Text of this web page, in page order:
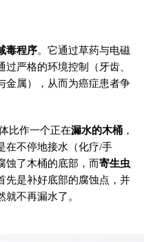
毒程序。它通过草药与电磁
严格的环境控制（牙齿、
金属），从而为癌症患者争
比作一个正在漏水的木桶 ，
在不停地接水（化疗/手
蚀了木桶的底部，而寄生虫
先是补好底部的腐蚀点，并
不再漏水了。